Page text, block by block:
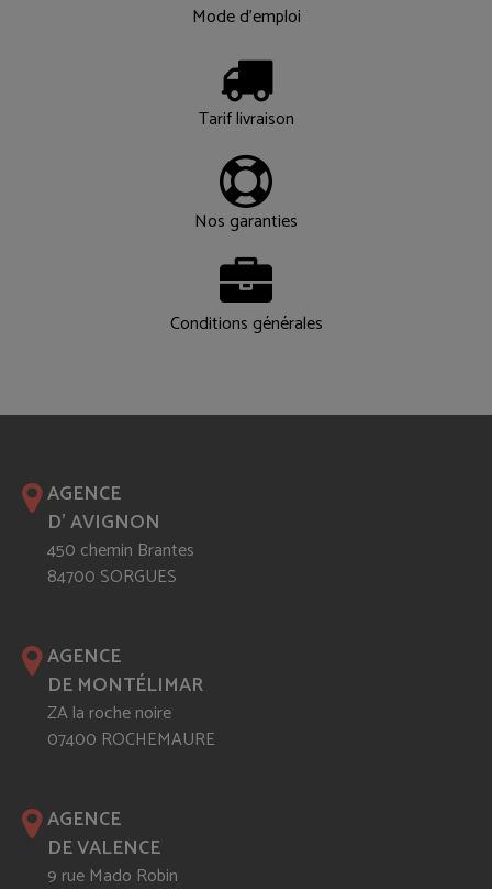
Mode d'emploi
Tarif livraison
Nos garanties
Conditions générales
AGENCE
D' AVIGNON
450 chemin Brantes
84700 SORGUES
AGENCE
DE MONTÉLIMAR
ZA la roche noire
07400 ROCHEMAURE
AGENCE
DE VALENCE
9 rue Mado Robin